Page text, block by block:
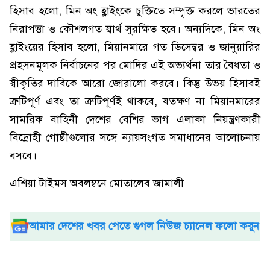
হিসাব হলো, মিন অং হ্লাইংকে চুক্তিতে সম্পৃক্ত করলে ভারতের
নিরাপত্তা ও কৌশলগত স্বার্থ সুরক্ষিত হবে। অন্যদিকে, মিন অং
হ্লাইংয়ের হিসাব হলো, মিয়ানমারে গত ডিসেম্বর ও জানুয়ারির
প্রহসনমূলক নির্বাচনের পর মোদির এই অভ্যর্থনা তার বৈধতা ও
স্বীকৃতির দাবিকে আরো জোরালো করবে। কিন্তু উভয় হিসাবই
ত্রুটিপূর্ণ এবং তা ত্রুটিপূর্ণই থাকবে, যতক্ষণ না মিয়ানমারের
সামরিক বাহিনী দেশের বেশির ভাগ এলাকা নিয়ন্ত্রণকারী
বিদ্রোহী গোষ্ঠীগুলোর সঙ্গে ন্যায়সংগত সমাধানের আলোচনায়
বসবে।
এশিয়া টাইমস অবলম্বনে মোতালেব জামালী
আমার দেশের খবর পেতে গুগল নিউজ চ্যানেল ফলো করুন